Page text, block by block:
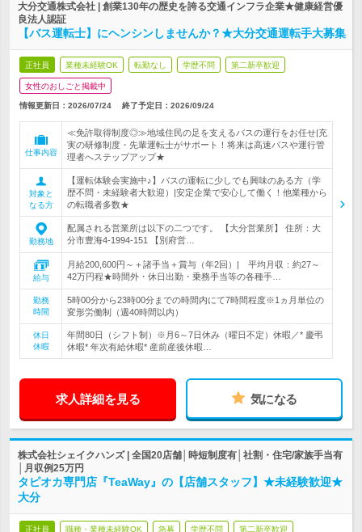
大分交通株式会社 | 創業130年の歴史を誇る交通インフラ企業★健康経営優
良法人認証
【バス運転士】にヘンシンしませんか？★大分交通運転手大募集
正社員 業種未経験OK 転勤なし 学歴不問 第二新卒歓迎
女性のおしごと掲載中
情報更新日：2026/07/24 終了予定日： 2026/09/24
仕事内容
≪免許取得制度◎≫地域住民の足を支えるバスの運行をお任せ|充
実の研修制度・先輩運転士がサポート！将来は高速バスや運行管
理者へステップアップ★
対象と
なる方
【運転体験会実施中♪】バスの運転に少しでも興味のある方（学
歴不問・未経験者大歓迎）|安定企業で安心して働く！他業種から
の転職者多数★
勤務地
配属される営業所は以下の二つです。 【大分営業所】 住所：大
分市豊海4-1994-151 【別府営…
給与
月給200,600円～＋諸手当＋賞与（年2回）| 平均月収：約27～
42万円程★時間外・休日出勤・乗務手当等の各種手…
勤務
時間
5時00分から23時00分までの時間内にて7時間程度※1ヵ月単位の
変形労働制（週40時間以内）
休日
休暇
年間80日（シフト制）※月6～7日休み（曜日不定）休暇／* 慶弔
休暇* 年次有給休暇* 産前産後休暇…
求人詳細を見る 気になる
株式会社シェイクハンズ | 全国20店舗│時短制度有│社割・住宅/家族手当有
│月収例25万円
タピオカ専門店『TeaWay』の【店舗スタッフ】★未経験歓迎★
大分
正社員 職種・業種未経験OK 急募 学歴不問 第二新卒歓迎